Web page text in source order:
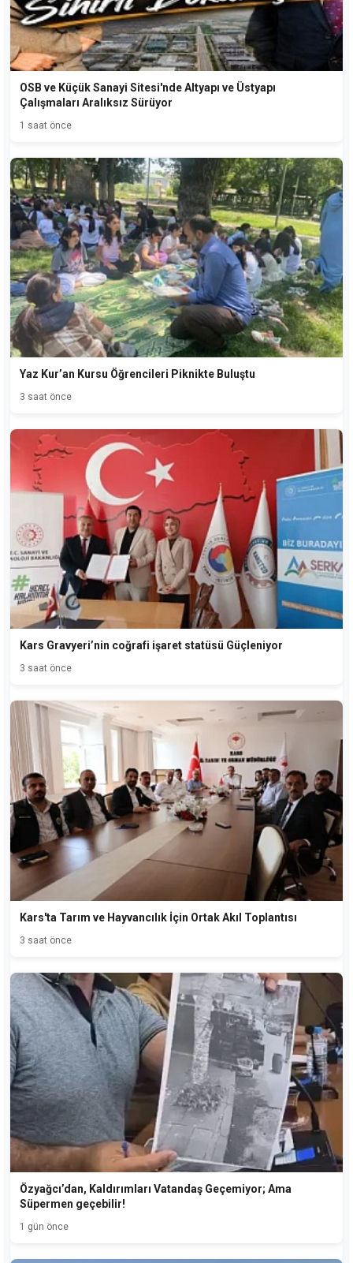
OSB ve Küçük Sanayi Sitesi'nde Altyapı ve Üstyapı
Çalışmaları Aralıksız Sürüyor
1 saat önce
Yaz Kur’an Kursu Öğrencileri Piknikte Buluştu
3 saat önce
Kars Gravyeri’nin coğrafi işaret statüsü Güçleniyor
3 saat önce
Kars'ta Tarım ve Hayvancılık İçin Ortak Akıl Toplantısı
3 saat önce
Özyağcı’dan, Kaldırımları Vatandaş Geçemiyor; Ama
Süpermen geçebilir!
1 gün önce